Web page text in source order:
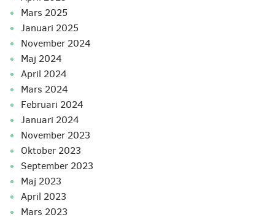
mars 2025
januari 2025
november 2024
maj 2024
april 2024
mars 2024
februari 2024
januari 2024
november 2023
oktober 2023
september 2023
maj 2023
april 2023
mars 2023